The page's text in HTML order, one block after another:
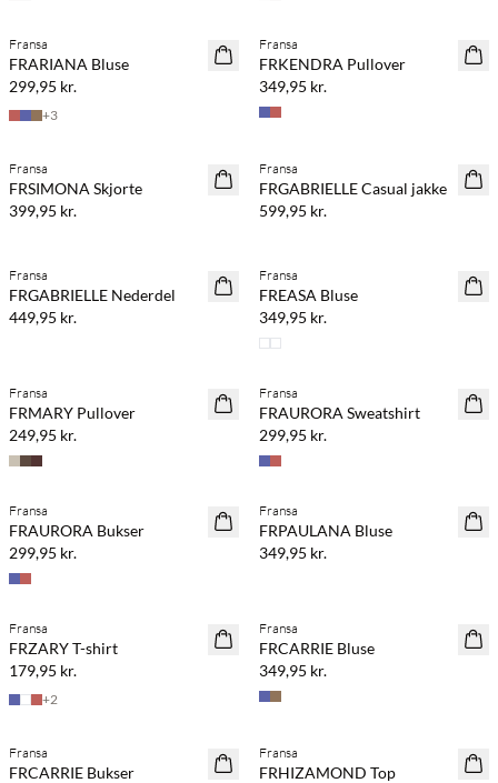
NYHED
Fransa
FRARIANA Bluse
299,95 kr.
+3
NYHED
Fransa
FRKENDRA Pullover
349,95 kr.
NYHED
Fransa
FRSIMONA Skjorte
399,95 kr.
NYHED
Fransa
FRGABRIELLE Casual jakke
599,95 kr.
NYHED
Fransa
FRGABRIELLE Nederdel
449,95 kr.
NYHED
Fransa
FREASA Bluse
349,95 kr.
NYHED
Fransa
FRMARY Pullover
249,95 kr.
NYHED
Køb min. 2 & spar 20%
Fransa
FRAURORA Sweatshirt
299,95 kr.
NYHED
Køb min. 2 & spar 20%
Fransa
FRAURORA Bukser
299,95 kr.
NYHED
Køb min. 2 & spar 20%
Fransa
FRPAULANA Bluse
349,95 kr.
NYHED
Køb min. 2 & spar 20%
Fransa
FRZARY T-shirt
179,95 kr.
+2
NYHED
Fransa
FRCARRIE Bluse
349,95 kr.
NYHED
Fransa
FRCARRIE Bukser
NYHED
Fransa
FRHIZAMOND Top